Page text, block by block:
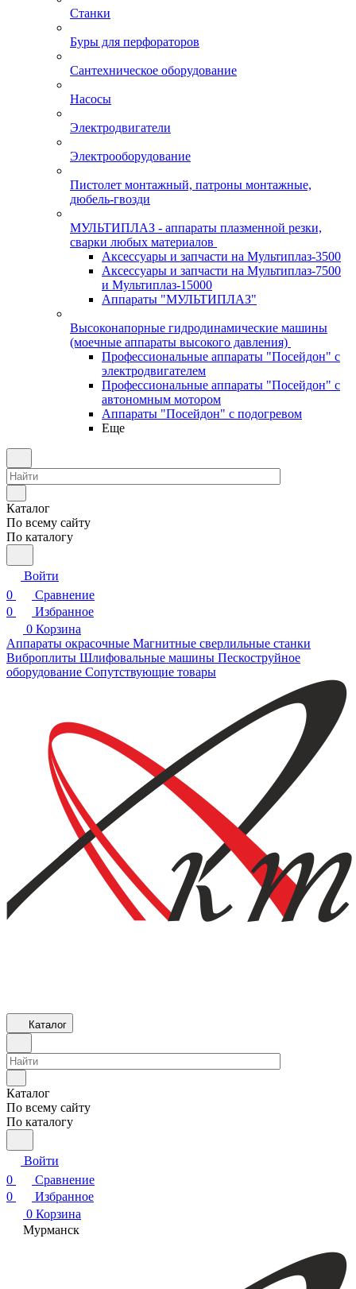
Станки
Буры для перфораторов
Сантехническое оборудование
Насосы
Электродвигатели
Электрооборудование
Пистолет монтажный, патроны монтажные,
дюбель-гвозди
МУЛЬТИПЛАЗ - аппараты плазменной резки,
сварки любых материалов
Аксессуары и запчасти на Мультиплаз-3500
Аксессуары и запчасти на Мультиплаз-7500
и Мультиплаз-15000
Аппараты "МУЛЬТИПЛАЗ"
Высоконапорные гидродинамические машины
(моечные аппараты высокого давления)
Профессиональные аппараты "Посейдон" с
электродвигателем
Профессиональные аппараты "Посейдон" с
автономным мотором
Аппараты "Посейдон" с подогревом
Еще
Каталог
По всему сайту
По каталогу
Войти
0
Сравнение
0
Избранное
0 Корзина
Аппараты окрасочные Магнитные сверлильные станки
Виброплиты Шлифовальные машины Пескоструйное
оборудование Сопутствующие товары
Каталог
Каталог
По всему сайту
По каталогу
Войти
0
Сравнение
0
Избранное
0 Корзина
Мурманск